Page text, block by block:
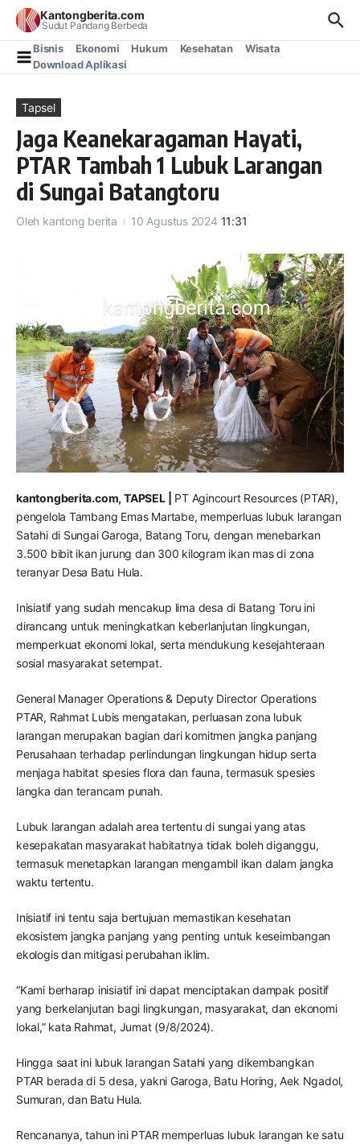
Lewati ke konten
Kantongberita.com
Sudut Pandang Berbeda
Bisnis Ekonomi Hukum Kesehatan
Wisata
Download Aplikasi
Tapsel
Jaga Keanekaragaman Hayati,
PTAR Tambah 1 Lubuk Larangan
di Sungai Batangtoru
Oleh kantong berita 10 Agustus 2024 11:31
kantongberita.com, TAPSEL |
PT Agincourt Resources (PTAR),
pengelola Tambang Emas Martabe, memperluas lubuk larangan
Satahi di Sungai Garoga, Batang Toru, dengan menebarkan
3.500 bibit ikan jurung dan 300 kilogram ikan mas di zona
teranyar Desa Batu Hula.
Inisiatif yang sudah mencakup lima desa di Batang Toru ini
dirancang untuk meningkatkan keberlanjutan lingkungan,
memperkuat ekonomi lokal, serta mendukung kesejahteraan
sosial masyarakat setempat.
General Manager Operations & Deputy Director Operations
PTAR, Rahmat Lubis mengatakan, perluasan zona lubuk
larangan merupakan bagian dari komitmen jangka panjang
Perusahaan terhadap perlindungan lingkungan hidup serta
menjaga habitat spesies flora dan fauna, termasuk spesies
langka dan terancam punah.
Lubuk larangan adalah area tertentu di sungai yang atas
kesepakatan masyarakat habitatnya tidak boleh diganggu,
termasuk menetapkan larangan mengambil ikan dalam jangka
waktu tertentu.
Inisiatif ini tentu saja bertujuan memastikan kesehatan
ekosistem jangka panjang yang penting untuk keseimbangan
ekologis dan mitigasi perubahan iklim.
“Kami berharap inisiatif ini dapat menciptakan dampak positif
yang berkelanjutan bagi lingkungan, masyarakat, dan ekonomi
lokal,” kata Rahmat, Jumat (9/8/2024).
Hingga saat ini lubuk larangan Satahi yang dikembangkan
PTAR berada di 5 desa, yakni Garoga, Batu Horing, Aek Ngadol,
Sumuran, dan Batu Hula.
Rencananya, tahun ini PTAR memperluas lubuk larangan ke satu